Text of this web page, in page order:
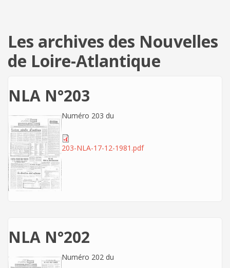
Les archives des Nouvelles
de Loire-Atlantique
NLA N°203
Numéro 203 du
203-NLA-17-12-1981.pdf
NLA N°202
Numéro 202 du